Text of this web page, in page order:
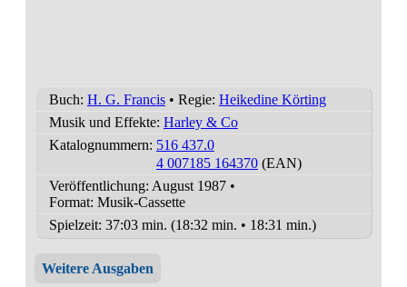
Buch: H. G. Francis• Regie: Heikedine Körting
Musik und Effekte: Harley & Co
Katalognummern: 516 437.0
4 007185 164370(EAN)
Veröffentlichung: August 1987•
Format: Musik-Cassette
Spielzeit: 37:03 min. (18:32 min. • 18:31 min.)
Weitere Ausgaben